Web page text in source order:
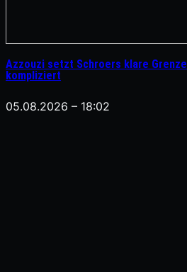
Azzouzi setzt Schroers klare
kompliziert
05.08.2026 – 18:02